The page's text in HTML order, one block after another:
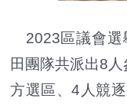
2023區議會選
田團隊共派出8
方選區、4人競